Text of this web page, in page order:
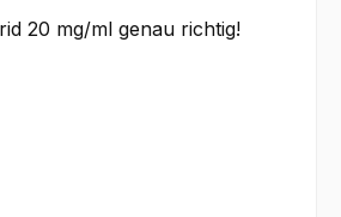
20 mg/ml genau richtig!